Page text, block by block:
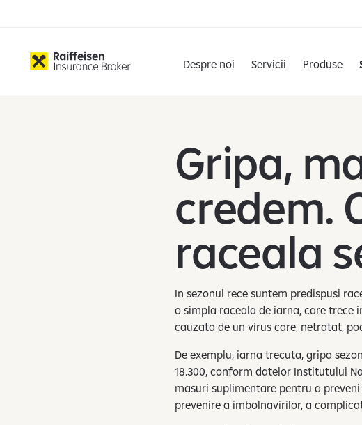
Despre noi Servicii Produse
Gripa,
credem.
raceala
In sezonul rece suntem predispusi
o simpla raceala de iarna, care
cauzata de un virus care, netratat,
De exemplu, iarna trecuta, gripa
18.300, conform datelor Institutului
masuri suplimentare pentru a
prevenire a imbolnavirilor, a